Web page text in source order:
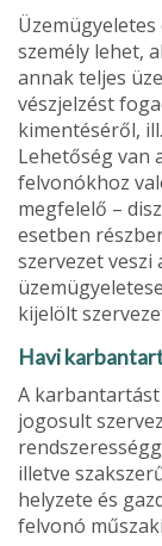
személy lehet,
annak teljes
vészjelzést
kimentéséről,
Lehe­tőség van
felvonókhoz
megfelelő –
esetben
szervezet veszi
kijelölt
Havi
A
jogosult
illetve
helyzete és
felvo­nó